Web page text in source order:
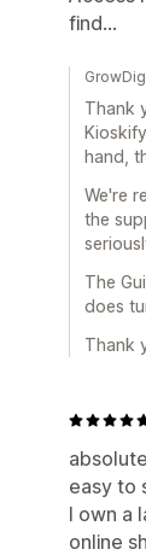
find…
Thank
hand,
We're
the
The
does
Thank
easy to
I own a
online